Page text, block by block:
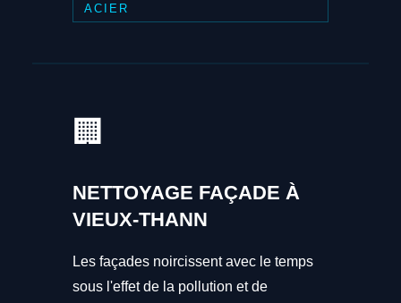
ACIER
🏢
NETTOYAGE FAÇADE À
VIEUX-THANN
Les façades noircissent avec le temps
sous l'effet de la pollution et de